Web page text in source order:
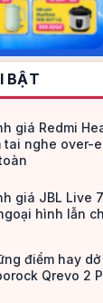
BẬT
giá Redmi
tai nghe over-
giá JBL Live
hình lẫn
điểm hay
Qrevo 2